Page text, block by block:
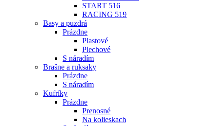
START 516
RACING 519
Basy a puzdrá
Prázdne
Plastové
Plechové
S náradím
Brašne a ruksaky
Prázdne
S náradím
Kufríky
Prázdne
Prenosné
Na kolieskach